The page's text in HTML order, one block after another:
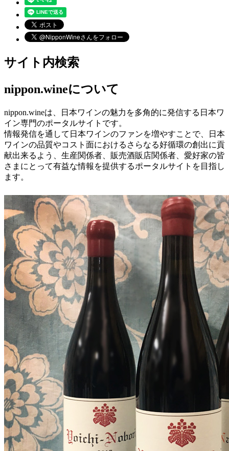
サイト内検索
nippon.wineについて
nippon.wineは、日本ワインの魅力を多角的に発信する日本ワ
イン専門のポータルサイトです。
情報発信を通して日本ワインのファンを増やすことで、日本
ワインの品質やコスト面におけるさらなる好循環の創出に貢
献出来るよう、生産関係者、販売酒販店関係者、愛好家の皆
さまにとって有益な情報を提供するポータルサイトを目指し
ます。